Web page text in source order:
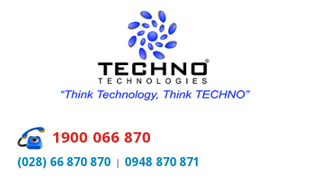
1900 066 870
(028) 66 870 870 | 0948 870 871